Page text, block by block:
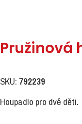
Pružinová
SKU: 792239
Houpadlo pro dvě děti.